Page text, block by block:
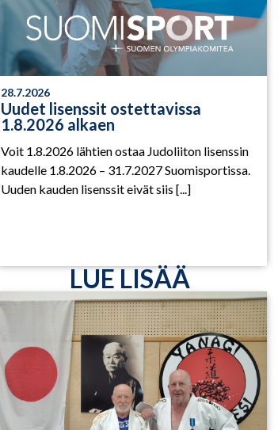
28.7.2026
Uudet lisenssit ostettavissa
1.8.2026 alkaen
Voit 1.8.2026 lähtien ostaa Judoliiton lisenssin
kaudelle 1.8.2026 – 31.7.2027 Suomisportissa.
Uuden kauden lisenssit eivät siis [...]
LUE LISÄÄ